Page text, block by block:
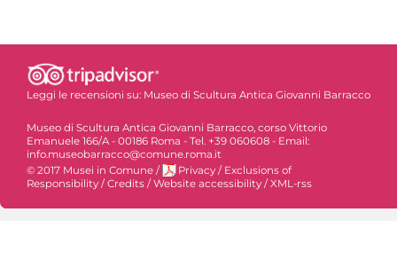
Leggi le recensioni su: Museo di Scultura Antica Giovanni Barracco
Museo di Scultura Antica Giovanni Barracco, corso Vittorio
Emanuele 166/A - 00186 Roma - Tel. +39 060608 - Email:
info.museobarracco@comune.roma.it
© 2017 Musei in Comune / Privacy / Exclusions of
Responsibility / Credits / Website accessibility / XML-rss